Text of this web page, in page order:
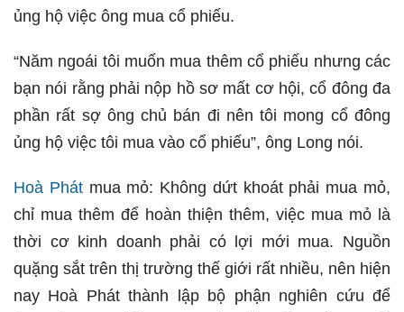
ủng hộ việc ông mua cổ phiếu.
“Năm ngoái tôi muốn mua thêm cổ phiếu nhưng các
bạn nói rằng phải nộp hồ sơ mất cơ hội, cổ đông đa
phần rất sợ ông chủ bán đi nên tôi mong cổ đông
ủng hộ việc tôi mua vào cổ phiếu”, ông Long nói.
Hoà Phátmua mỏ: Không dứt khoát phải mua mỏ,
chỉ mua thêm để hoàn thiện thêm, việc mua mỏ là
thời cơ kinh doanh phải có lợi mới mua. Nguồn
quặng sắt trên thị trường thế giới rất nhiều, nên hiện
nay Hoà Phát thành lập bộ phận nghiên cứu để